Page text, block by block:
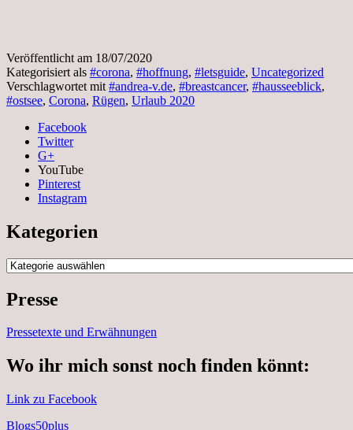
Veröffentlicht am 18/07/2020
Kategorisiert als #corona, #hoffnung, #letsguide, Uncategorized
Verschlagwortet mit #andrea-v.de, #breastcancer, #hausseeblick,
#ostsee, Corona, Rügen, Urlaub 2020
Facebook
Twitter
G+
YouTube
Pinterest
Instagram
Kategorien
Kategorien
Presse
Pressetexte und Erwähnungen
Wo ihr mich sonst noch finden könnt:
Link zu Facebook
Blogs50plus